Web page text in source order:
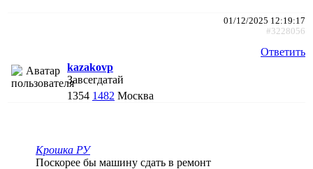
01/12/2025 12:19:17
#3228056
Ответить
kazakovp
Завсегдатай
1354 1482 Москва
Крошка РУ
Поскорее бы машину сдать в ремонт